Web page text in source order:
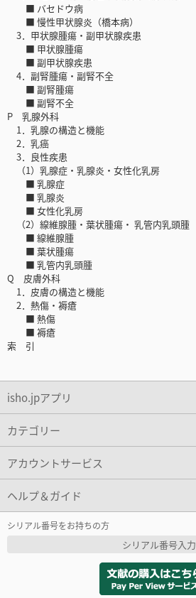
■ バセドウ病
■ 慢性甲状腺炎（橋本病）
3．甲状腺腫瘍・副甲状腺疾患
■ 甲状腺腫瘍
■ 副甲状腺疾患
4．副腎腫瘍・副腎不全
■ 副腎腫瘍
■ 副腎不全
P 乳腺外科
1．乳腺の構造と機能
2．乳癌
3．良性疾患
（1）乳腺症・乳腺炎・女性化乳房
■ 乳腺症
■ 乳腺炎
■ 女性化乳房
（2）線維腺腫・葉状腫瘍・ 乳管内乳頭腫
■ 線維腺腫
■ 葉状腫瘍
■ 乳管内乳頭腫
Q 皮膚外科
1．皮膚の構造と機能
2．熱傷・褥瘡
■ 熱傷
■ 褥瘡
索 引
isho.jpアプリ
カテゴリー
アカウントサービス
ヘルプ＆ガイド
シリアル番号をお持ちの方
シリアル番号入力